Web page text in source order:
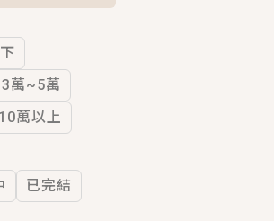
《穿越遠古後成了野人娘子》你
3萬~5萬
10萬以上
已完結